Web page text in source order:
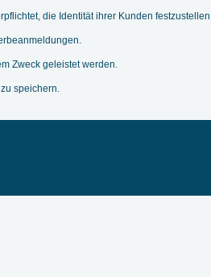
die Identität ihrer Kunden festzustellen.
Zweck geleistet werden.
speichern.